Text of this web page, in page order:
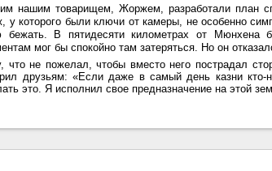
нашим товарищем, Жоржем, разработали план
у которого были ключи от камеры, не особенно
В пятидесяти километрах от Мюнхена
мог бы спокойно там затеряться. Но он
что не пожелал, чтобы вместо него пострадал
друзьям: «Если даже в самый день казни
это. Я исполнил свое предназначение на этой